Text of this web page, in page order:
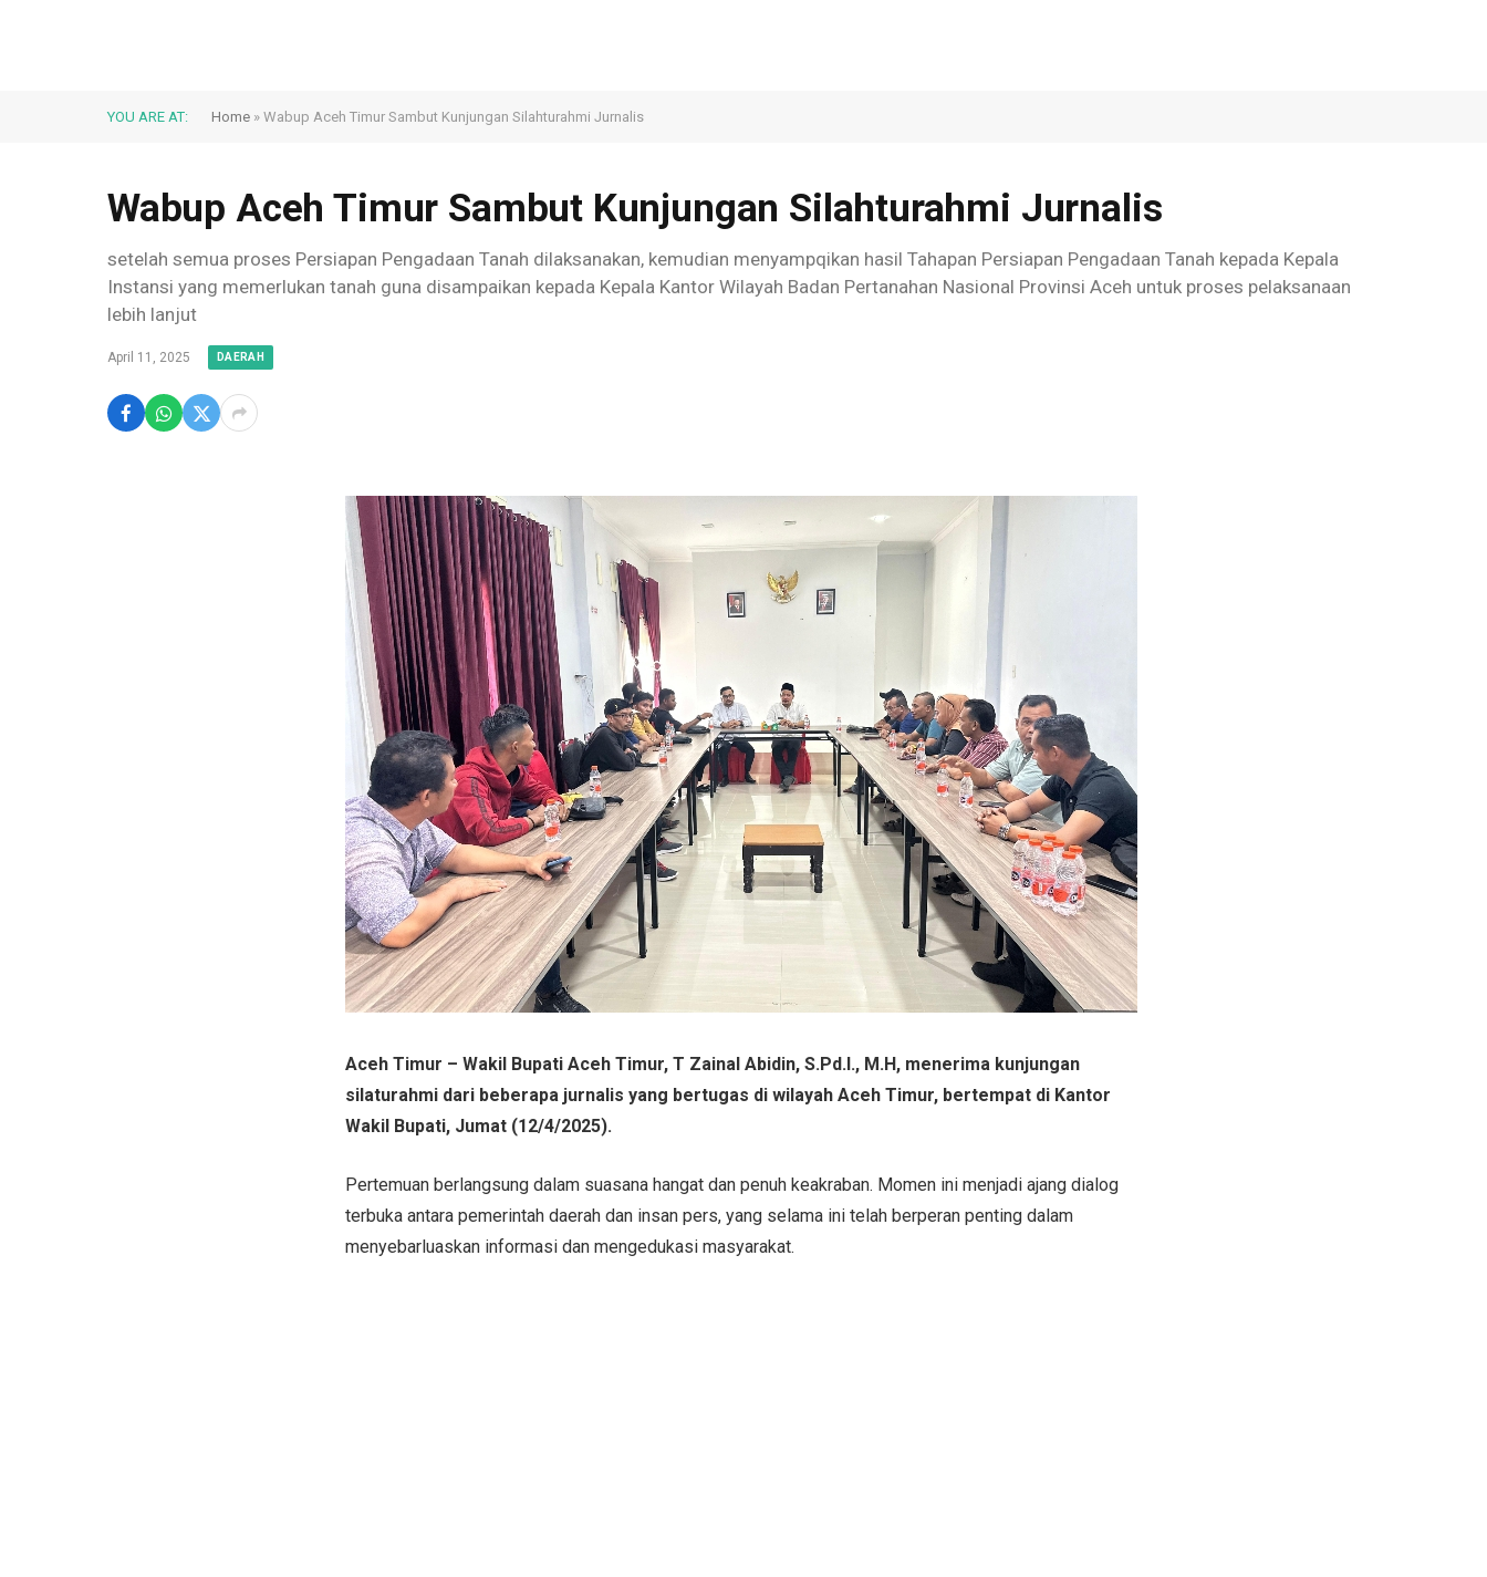
YOU ARE AT: Home » Wabup Aceh Timur Sambut Kunjungan Silahturahmi Jurnalis
Wabup Aceh Timur Sambut Kunjungan Silahturahmi Jurnalis
setelah semua proses Persiapan Pengadaan Tanah dilaksanakan, kemudian menyampqikan hasil Tahapan Persiapan Pengadaan Tanah kepada Kepala
Instansi yang memerlukan tanah guna disampaikan kepada Kepala Kantor Wilayah Badan Pertanahan Nasional Provinsi Aceh untuk proses pelaksanaan
lebih lanjut
April 11, 2025 DAERAH
Aceh Timur – Wakil Bupati Aceh Timur, T Zainal Abidin, S.Pd.I., M.H, menerima kunjungan
silaturahmi dari beberapa jurnalis yang bertugas di wilayah Aceh Timur, bertempat di Kantor
Wakil Bupati, Jumat (12/4/2025).
Pertemuan berlangsung dalam suasana hangat dan penuh keakraban. Momen ini menjadi ajang dialog
terbuka antara pemerintah daerah dan insan pers, yang selama ini telah berperan penting dalam
menyebarluaskan informasi dan mengedukasi masyarakat.